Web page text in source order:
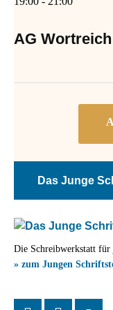
AG Wortreich
Das Junge
Die Schreibwerkstatt für
» zum Jungen